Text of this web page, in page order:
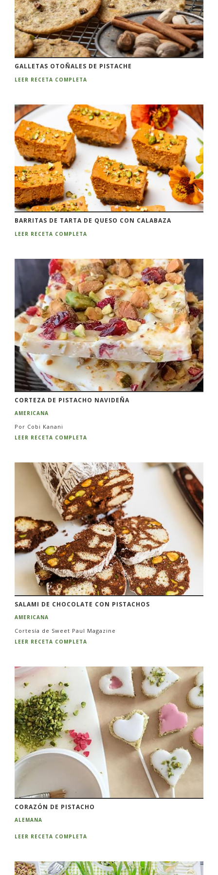
GALLETAS OTOÑALES DE PISTACHE
LEER RECETA COMPLETA
BARRITAS DE TARTA DE QUESO CON CALABAZA
LEER RECETA COMPLETA
CORTEZA DE PISTACHO NAVIDEÑA
AMERICANA
Por Cobi Kanani
LEER RECETA COMPLETA
SALAMI DE CHOCOLATE CON PISTACHOS
AMERICANA
Cortesía de Sweet Paul Magazine
LEER RECETA COMPLETA
CORAZÓN DE PISTACHO
ALEMANA
LEER RECETA COMPLETA